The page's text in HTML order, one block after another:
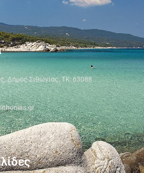
Δήμος Σιθωνίας, ΤΚ: 63088